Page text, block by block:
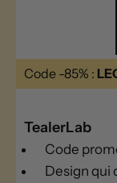
Code -85% :
TealerLab
Code
Design qui